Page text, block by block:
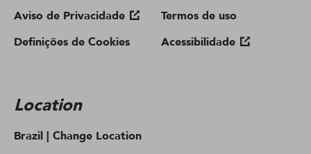
Aviso de Privacidade
Definições de Cookies
Termos de uso
Acessibilidade
Location
Brazil | Change Location